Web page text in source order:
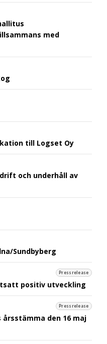
med
till Logset Oy
och underhåll av
Sundbyberg
Pressrelease
positiv utveckling
Pressrelease
årsstämma den 16 maj